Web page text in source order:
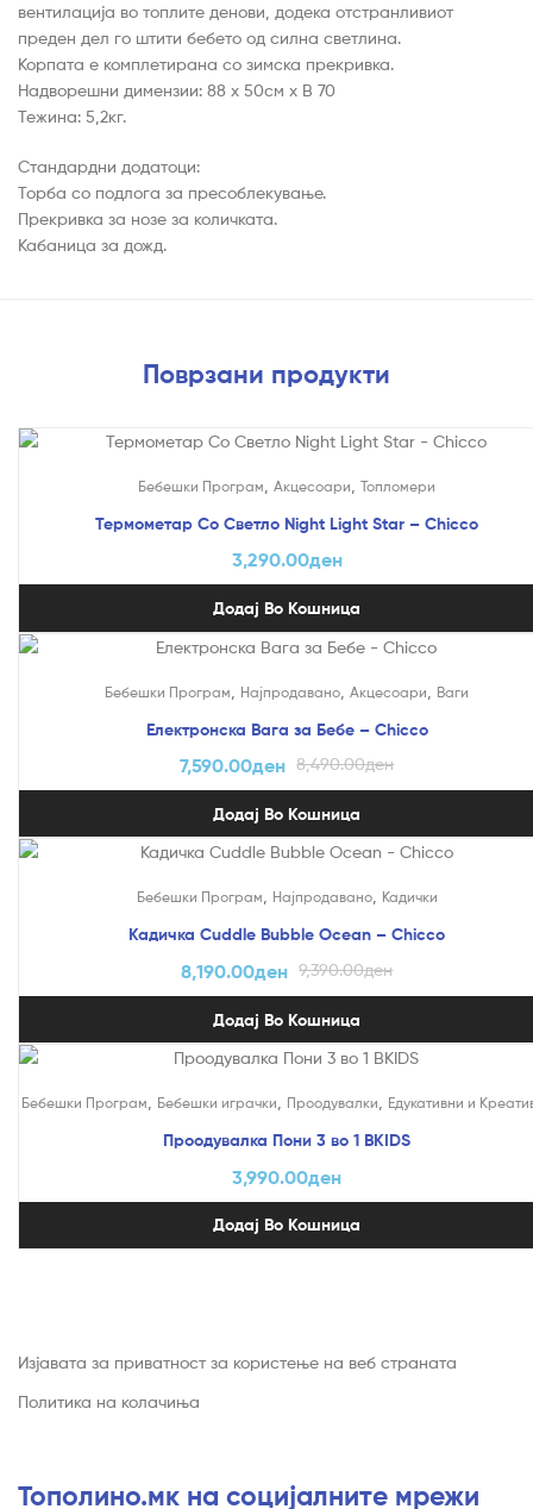
вентилација во топлите денови, додека отстранливиот
преден дел го штити бебето од силна светлина.
Корпата е комплетирана со зимска прекривка.
Надворешни димензии: 88 x 50см x В 70
Тежина: 5,2кг.
Стандардни додатоци:
Торба со подлога за пресоблекување.
Прекривка за нозе за количката.
Кабаница за дожд.
Поврзани продукти
Бебешки Програм Акцесоари Топломери
Термометар Со Светло Night Light Star – Chicco
3,290.00ден
Додај Во Кошница
Бебешки Програм Најпродавано Акцесоари Ваги
Електронска Вага за Бебе – Chicco
8,490.00ден
7,590.00ден
Додај Во Кошница
Бебешки Програм, Најпродавано, Кадички
Кадичка Cuddle Bubble Ocean – Chicco
9,390.00ден
8,190.00ден
Додај Во Кошница
Бебешки Програм Бебешки играчки Проодувалки Едукативни и
Проодувалка Пони 3 во 1 BKIDS
3,990.00ден
Додај Во Кошница
Изјавата за приватност за користење на веб страната
Политика на колачиња
Тополино.мк на социјалните мрежи